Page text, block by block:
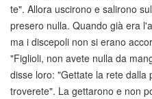
te". Allora uscirono e salirono
presero nulla. Quando già era
ma i discepoli non si erano
"Figlioli, non avete nulla da
disse loro: "Gettate la rete dalla
troverete". La gettarono e non